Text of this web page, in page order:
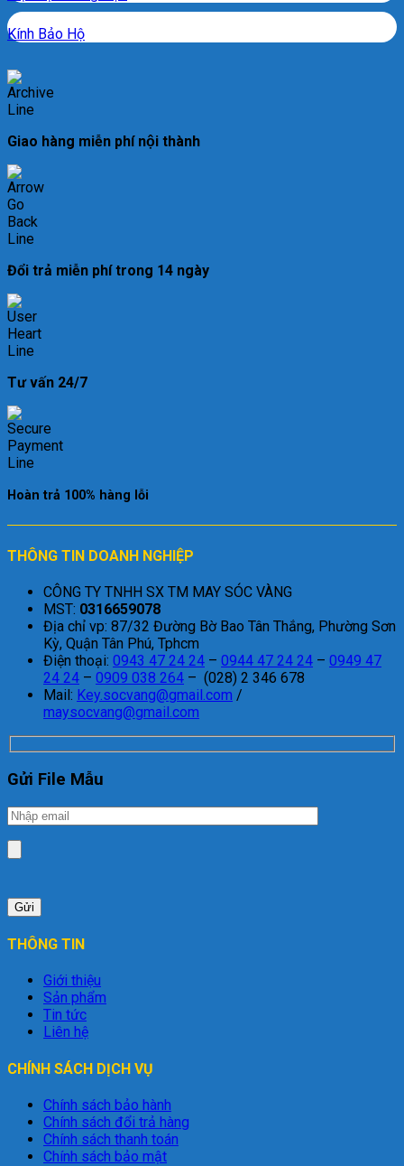
Kính Bảo Hộ
Giao hàng miễn phí nội thành
Đổi trả miễn phí trong 14 ngày
Tư vấn 24/7
Hoàn trả 100% hàng lỗi
THÔNG TIN DOANH NGHIỆP
CÔNG TY TNHH SX TM MAY SÓC VÀNG
MST: 0316659078
Địa chỉ vp: 87/32 Đường Bờ Bao Tân Thắng, Phường Sơn
Kỳ, Quận Tân Phú, Tphcm
Điện thoại: 0943 47 24 24 – 0944 47 24 24 – 0949 47
24 24 – 0909 038 264 – (028) 2 346 678
Mail: Key.socvang@gmail.com /
maysocvang@gmail.com
Gửi File Mẫu
THÔNG TIN
Giới thiệu
Sản phẩm
Tin tức
Liên hệ
CHÍNH SÁCH DỊCH VỤ
Chính sách bảo hành
Chính sách đổi trả hàng
Chính sách thanh toán
Chính sách bảo mật